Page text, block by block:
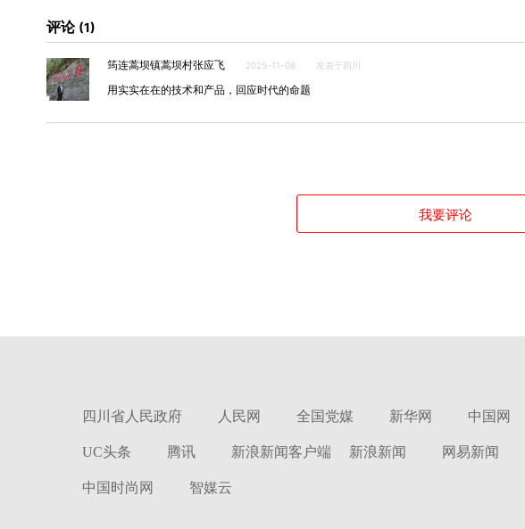
评论 1
筠连蒿坝镇蒿坝村张应飞 2025-11-08 发表于四川
用实实在在的技术和产品，回应时代的命题
我要评论
四川省人民政府 人民网 全国党媒 新华网 中国网
UC头条 腾讯 新浪新闻客户端 新浪新闻 网易新闻
中国时尚网 智媒云